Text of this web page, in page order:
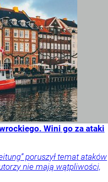
Wini go za ataki
poruszył temat ataków
nie mają wątpliwości,